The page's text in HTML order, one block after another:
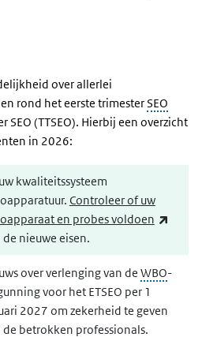
over allerlei
rond het eerste trimesterSEO
SEO (TTSEO). Hierbij een overzicht
in 2026:
kwaliteitssysteem
Controleer of uw
en probes voldoen
de nieuwe eisen.
over verlenging van de WBO-
voor het ETSEO per 1
2027 om zekerheid te geven
de betrokken professionals.